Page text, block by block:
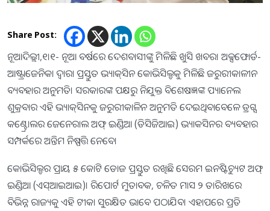
Share Post:
ନୂଆଦିଲ୍ଲୀ,୧।୧- ନୂଆ ବର୍ଷରେ ଦେଶବାସୀଙ୍କୁ ମିଳିଛି ଖୁସି ଖବର। ଅକ୍ସଫୋର୍ଡ-
ଆଷ୍ଟ୍ରାଜେନିକା ଦ୍ବାରା ପ୍ରସ୍ତୁତ ଭ୍ୟାକ୍‌ସିନ କୋଭିସିଲ୍ଡକୁ ମିଳିଛି ଜରୁରୀକାଳୀନ
ବ୍ୟବହାର ଅନୁମତି। ସରକାରଙ୍କ ପକ୍ଷରୁ ନିଯୁକ୍ତ ବିଶେଷଜ୍ଞଙ୍କ ପ୍ୟାନେଲ
ଶୁକ୍ରବାର ଏହି ଭ୍ୟାକ୍‌ସିନକୁ ଜରୁରୀକାଳିନ ଅନୁମତି ଦେଇଥିବାବେଳେ ଡ୍ରଗ୍ସ
କଣ୍ଟ୍ରୋଲର ଜେନେରାଲ ଅଫ୍‌ ଇଣ୍ଡିଆ (ଡିସିଜିଆଇ) ଭ୍ୟାକସିନର ବ୍ୟବହାର
ସମ୍ପର୍କରେ ଅନ୍ତିମ ନିଷ୍ପତ୍ତି ନେବେ।
କୋଭିସିଲ୍ଡର ପ୍ରାୟ ୫ କୋଟି ଡୋଜ ପ୍ରସ୍ତୁତ ରଖିଛି ସେରମ ଇନଷ୍ଟିଚ୍ୟୁଟ ଅଫ୍‌
ଇଣ୍ଡିଆ (ଏସ୍‌ଆଇଆଇ)। ରିପୋର୍ଟ ମୁତାବକ, ଚଳିତ ମାସ ୨ ତାରିଖରେ
ବିଭିନ୍ନ ରାଜ୍ୟକୁ ଏହି ଟୀକା ସୁରକ୍ଷିତ ଭାବେ ପଠାଯିବ। ଏହାପରେ ପ୍ରତି